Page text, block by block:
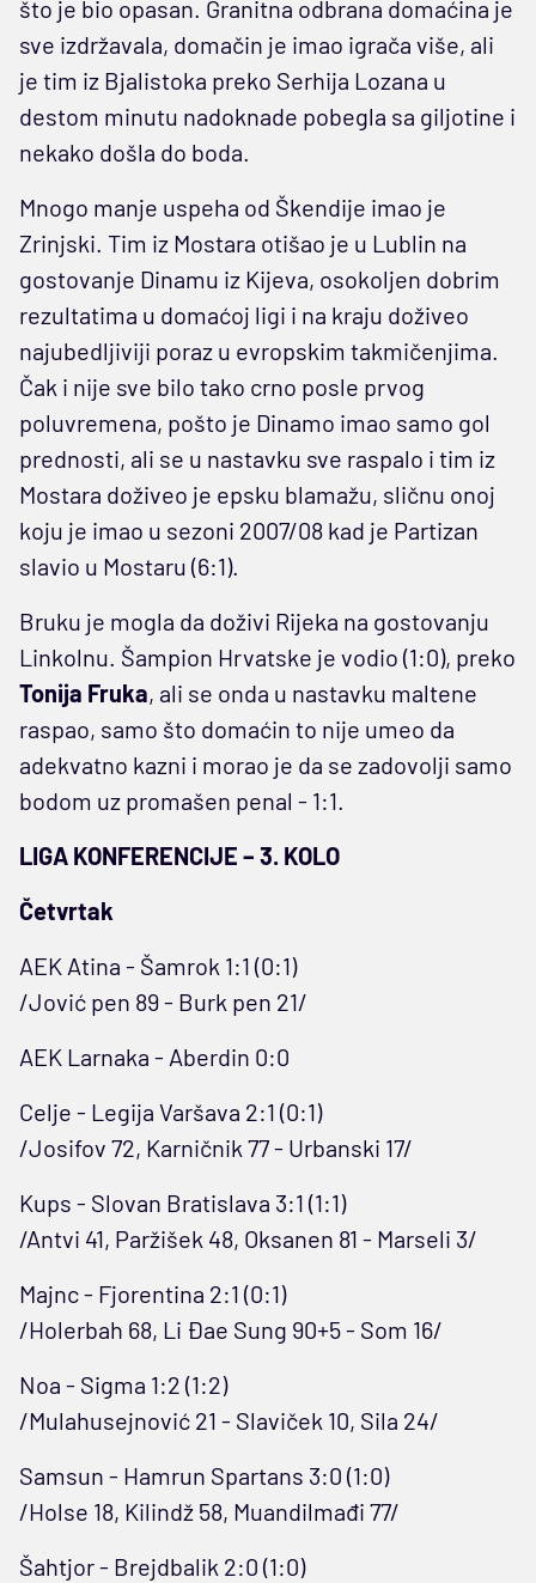
što je bio opasan. Granitna odbrana domaćina je
sve izdržavala, domačin je imao igrača više, ali
je tim iz Bjalistoka preko Serhija Lozana u
destom minutu nadoknade pobegla sa giljotine i
nekako došla do boda.
Mnogo manje uspeha od Škendije imao je
Zrinjski. Tim iz Mostara otišao je u Lublin na
gostovanje Dinamu iz Kijeva, osokoljen dobrim
rezultatima u domaćoj ligi i na kraju doživeo
najubedljiviji poraz u evropskim takmičenjima.
Čak i nije sve bilo tako crno posle prvog
poluvremena, pošto je Dinamo imao samo gol
prednosti, ali se u nastavku sve raspalo i tim iz
Mostara doživeo je epsku blamažu, sličnu onoj
koju je imao u sezoni 2007/08 kad je Partizan
slavio u Mostaru (6:1).
Bruku je mogla da doživi Rijeka na gostovanju
Linkolnu. Šampion Hrvatske je vodio (1:0), preko
Tonija Fruka, ali se onda u nastavku maltene
raspao, samo što domaćin to nije umeo da
adekvatno kazni i morao je da se zadovolji samo
bodom uz promašen penal - 1:1.
LIGA KONFERENCIJE – 3. KOLO
Četvrtak
AEK Atina - Šamrok 1:1 (0:1)
/Jović pen 89 - Burk pen 21/
AEK Larnaka - Aberdin 0:0
Celje - Legija Varšava 2:1 (0:1)
/Josifov 72, Karničnik 77 - Urbanski 17/
Kups - Slovan Bratislava 3:1 (1:1)
/Antvi 41, Paržišek 48, Oksanen 81 - Marseli 3/
Majnc - Fjorentina 2:1 (0:1)
/Holerbah 68, Li Đae Sung 90+5 - Som 16/
Noa - Sigma 1:2 (1:2)
/Mulahusejnović 21 - Slaviček 10, Sila 24/
Samsun - Hamrun Spartans 3:0 (1:0)
/Holse 18, Kilindž 58, Muandilmađi 77/
Šahtjor - Brejdbalik 2:0 (1:0)